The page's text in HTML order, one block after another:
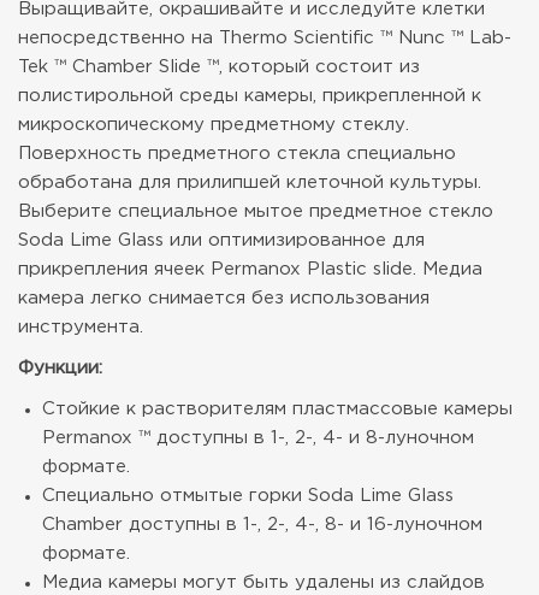
Выращивайте, окрашивайте и исследуйте клетки
непосредственно на Thermo Scientific ™ Nunc ™ Lab-
Tek ™ Chamber Slide ™, который состоит из
полистирольной среды камеры, прикрепленной к
микроскопическому предметному стеклу.
Поверхность предметного стекла специально
обработана для прилипшей клеточной культуры.
Выберите специальное мытое предметное стекло
Soda Lime Glass или оптимизированное для
прикрепления ячеек Permanox Plastic slide. Медиа
камера легко снимается без использования
инструмента.
Функции:
Стойкие к растворителям пластмассовые камеры
Permanox ™ доступны в 1-, 2-, 4- и 8-луночном
формате.
Специально отмытые горки Soda Lime Glass
Chamber доступны в 1-, 2-, 4-, 8- и 16-луночном
формате.
Медиа камеры могут быть удалены из слайдов